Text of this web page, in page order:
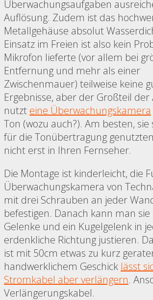
Überwachungsaufgaben
Auflösung. Zudem ist das
Metallgehäuse absolut
Einsatz im Freien ist also kein
Mikrofon lieferte (vor allem bei
Entfernung und mehr als einer
Zwischenmauer) teilweise keine
Ergebnisse, aber der Großteil
nutzt eine Überwachungskamera
Ton (wozu auch?). Am besten,
für die Tonübertragung
nicht erst in Ihren Fernseher.
Die Montage ist kinderleicht, die
Überwachungskamera von
mit drei Schrauben an jeder
befestigen. Danach kann man sie
Gelenke und ein Kugelgelenk in
erdenkliche Richtung justieren.
ist mit 50cm etwas zu kurz
handwerklichem Geschick lässt
Stromkabel aber verlängern.
Verlängerungskabel.